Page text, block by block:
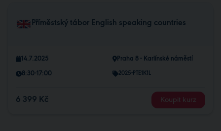
Příměstský tábor English speaking countries
14.7.2025 Praha 8 - Karlínské náměstí
8:30-17:00 2025-PTE1K1L
6 399 Kč Koupit kurz